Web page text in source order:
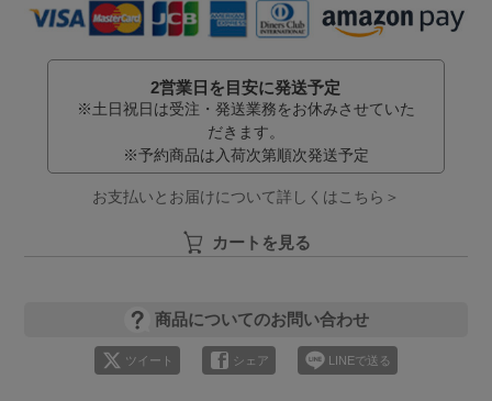
2営業日を目安に発送予定
※土日祝日は受注・発送業務をお休みさせていた
だきます。
※予約商品は入荷次第順次発送予定
お支払いとお届けについて詳しくはこちら＞
カートを見る
商品についてのお問い合わせ
ツイート シェア LINEで送る